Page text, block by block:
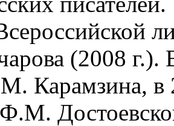
(2008 г.).
Карамзина, в